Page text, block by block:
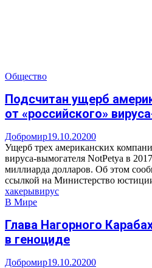
Общество
Подсчитан ущерб
от «российского»
Добромир19.10.20200
Ущерб трех американских
вируса-вымогателя NotPetya в
миллиарда долларов. Об этом
ссылкой на Министерство
хакерывирус
В Мире
Глава Нагорного
в геноциде
Добромир19.10.20200